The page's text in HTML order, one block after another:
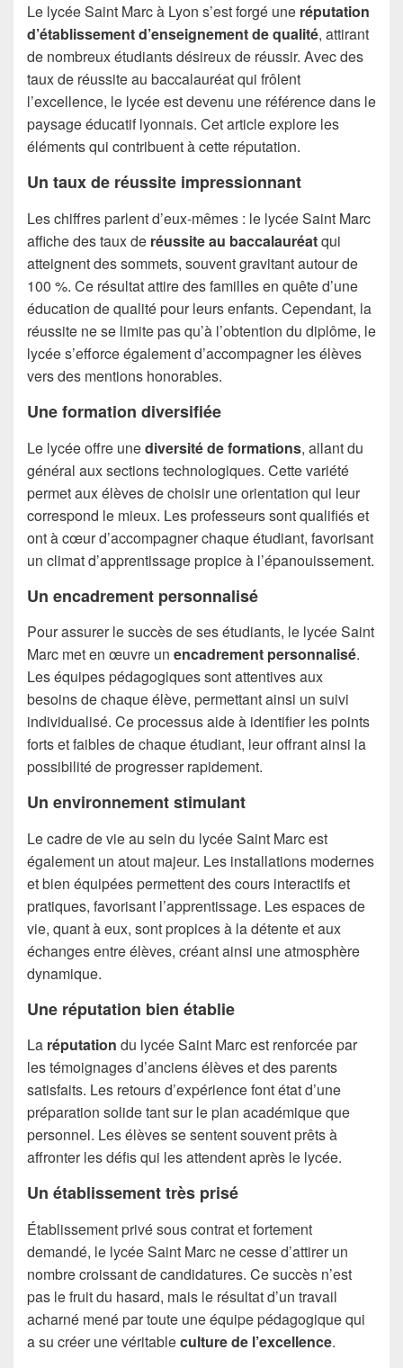
Le lycée Saint Marc à Lyon s’est forgé une réputation
d’établissement d’enseignement de qualité, attirant
de nombreux étudiants désireux de réussir. Avec des
taux de réussite au baccalauréat qui frôlent
l’excellence, le lycée est devenu une référence dans le
paysage éducatif lyonnais. Cet article explore les
éléments qui contribuent à cette réputation.
Un taux de réussite impressionnant
Les chiffres parlent d’eux-mêmes : le lycée Saint Marc
affiche des taux de réussite au baccalauréatqui
atteignent des sommets, souvent gravitant autour de
100 %. Ce résultat attire des familles en quête d’une
éducation de qualité pour leurs enfants. Cependant, la
réussite ne se limite pas qu’à l’obtention du diplôme, le
lycée s’efforce également d’accompagner les élèves
vers des mentions honorables.
Une formation diversifiée
Le lycée offre unediversité de formations, allant du
général aux sections technologiques. Cette variété
permet aux élèves de choisir une orientation qui leur
correspond le mieux. Les professeurs sont qualifiés et
ont à cœur d’accompagner chaque étudiant, favorisant
un climat d’apprentissage propice à l’épanouissement.
Un encadrement personnalisé
Pour assurer le succès de ses étudiants, le lycée Saint
Marc met en œuvre un encadrement personnalisé.
Les équipes pédagogiques sont attentives aux
besoins de chaque élève, permettant ainsi un suivi
individualisé. Ce processus aide à identifier les points
forts et faibles de chaque étudiant, leur offrant ainsi la
possibilité de progresser rapidement.
Un environnement stimulant
Le cadre de vie au sein du lycée Saint Marc est
également un atout majeur. Les installations modernes
et bien équipées permettent des cours interactifs et
pratiques, favorisant l’apprentissage. Les espaces de
vie, quant à eux, sont propices à la détente et aux
échanges entre élèves, créant ainsi une atmosphère
dynamique.
Une réputation bien établie
La réputation du lycée Saint Marc est renforcée par
les témoignages d’anciens élèves et des parents
satisfaits. Les retours d’expérience font état d’une
préparation solide tant sur le plan académique que
personnel. Les élèves se sentent souvent prêts à
affronter les défis qui les attendent après le lycée.
Un établissement très prisé
Établissement privé sous contrat et fortement
demandé, le lycée Saint Marc ne cesse d’attirer un
nombre croissant de candidatures. Ce succès n’est
pas le fruit du hasard, mais le résultat d’un travail
acharné mené par toute une équipe pédagogique qui
a su créer une véritableculture de l’excellence.